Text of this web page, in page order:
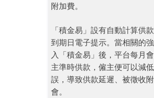
附加費。
「積金易」設有自動計算供
到期日電子提示。當相關的
入「積金易」後，平台每月
主準時供款，僱主便可以減
誤，導致供款延遲、被徵收
會。